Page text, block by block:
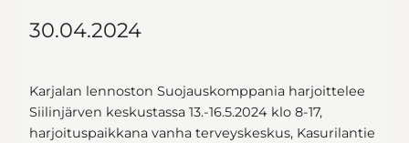
30.04.2024
Karjalan lennoston Suojauskomppania harjoittelee
Siilinjärven keskustassa 13.-16.5.2024 klo 8-17,
harjoituspaikkana vanha terveyskeskus, Kasurilantie